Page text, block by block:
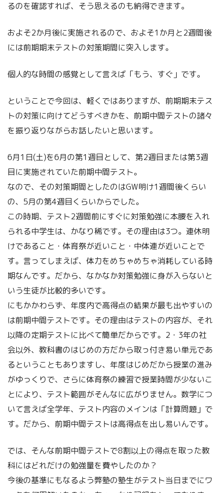
るのを確認すれば、そう思えるのも納得できます。
およそ2か月後に実施されるので、およそ1か月と2週間後
には前期期末テストの対策期間に突入します。
個人的な時間の感覚として言えば「もう、すぐ」です。
ということで今回は、軽くではありますが、前期期末テス
トの対策に向けてどうすべきかを、前期中間テストの諸々
を振り返りながらお話したいと思います。
6月1日(土)を6月の第1週目として、第2週目または第3週
目に実施されていた前期中間テスト。
なので、その対策期間としたのはGW明け1週間後くらい
の、5月の第4週目くらいからでした。
この時期、テスト2週間前にすぐに対策勉強に本腰を入れ
られる中学生は、かなり稀です。その理由は3つ。連休明
けであること・体育祭が近いこと・中体連が近いことで
す。言ってしまえば、体力をめちゃめちゃ消耗している時
期なんです。だから、なかなか対策勉強に身が入らないと
いう生徒が比較的多いです。
にもかかわらず、年度内で高得点の結果が最も出やすいの
は前期中間テストです。その理由はテストの内容が、それ
以降の定期テストに比べて簡単だからです。2・3年の社
会以外、教科書のはじめの方だから取っ付き易い単元であ
るということもありますし、年度はじめだから授業の進み
がゆっくりで、さらに体育祭の練習で授業時間が少ないこ
とにより、テスト範囲がそんなに広がりません。数学につ
いて言えば全学年、テスト内容のメインは「計算問題」で
す。だから、前期中間テストは高得点を出し易いんです。
では、そんな前期中間テストで8割以上の得点を取った教
科にはどれだけの勉強量を費やしたのか？
今後の基準にもなるよう弊塾の塾生がテスト当日までにワ